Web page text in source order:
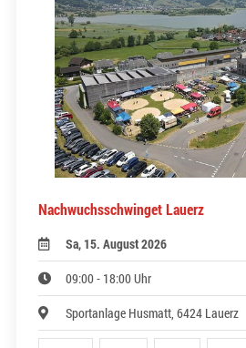
Nachwuchsschwinget Lauerz
Sa, 15. August 2026
09:00 - 18:00 Uhr
Sportanlage Husmatt, 6424 Lauerz